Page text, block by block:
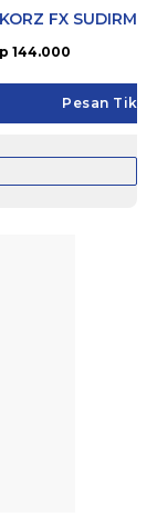
FX
144.000
Pesan Tiket